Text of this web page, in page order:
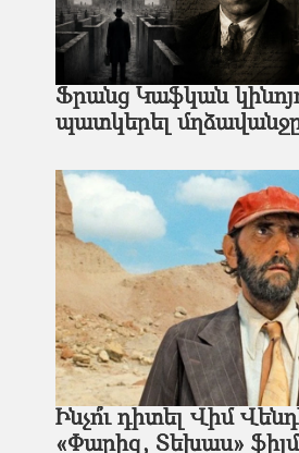
Ֆրանց Կաֆկան
պատկերել
Ինչո՞ւ դիտել Վիմ
«Փարիզ, Տեխաս»